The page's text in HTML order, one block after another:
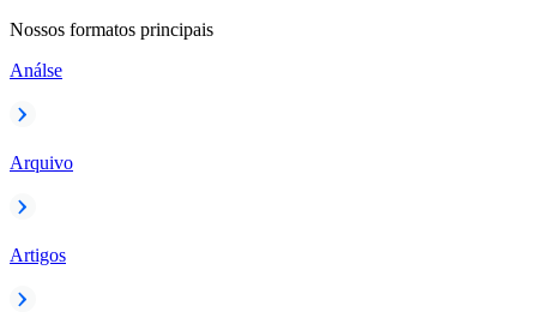
Nossos formatos principais
Análse
Arquivo
Artigos